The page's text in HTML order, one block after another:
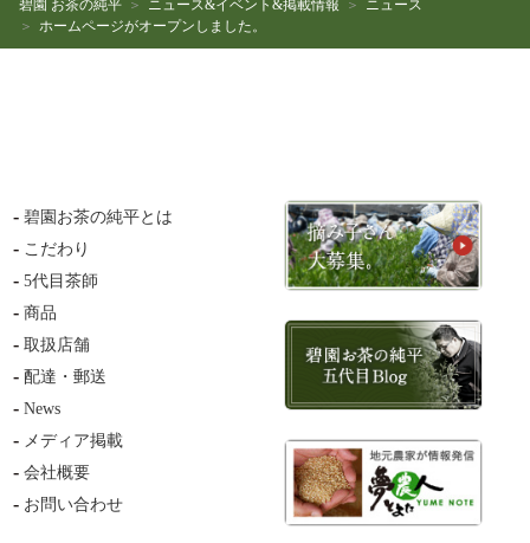
碧園 お茶の純平 ニュース&イベント&掲載情報
ニュース
ホームページがオープンしました。
碧園お茶の純平とは
こだわり
5代目茶師
商品
取扱店舗
配達・郵送
News
メディア掲載
会社概要
お問い合わせ